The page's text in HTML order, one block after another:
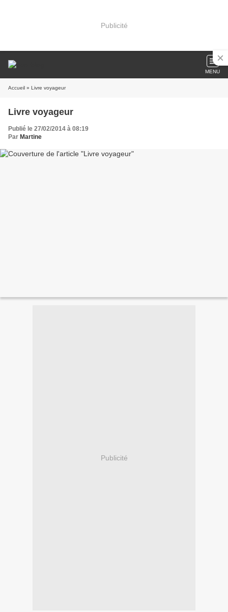
Publicité
MENU
Accueil » Livre voyageur
Livre voyageur
Publié le 27/02/2014 à 08:19
Par Martine
Publicité